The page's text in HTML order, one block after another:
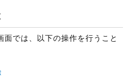
面では、以下の操作を行うこと